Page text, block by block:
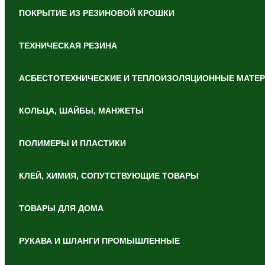
ПОКРЫТИЕ ИЗ РЕЗИНОВОЙ КРОШКИ
ТЕХНИЧЕСКАЯ РЕЗИНА
АСБЕСТОТЕХНИЧЕСКИЕ И ТЕПЛОИЗОЛЯЦИОННЫЕ
КОЛЬЦА, ШАЙБЫ, МАНЖЕТЫ
ПОЛИМЕРЫ И ПЛАСТИКИ
КЛЕЙ, ХИМИЯ, СОПУТСТВУЮЩИЕ ТОВАРЫ
ТОВАРЫ ДЛЯ ДОМА
РУКАВА И ШЛАНГИ ПРОМЫШЛЕННЫЕ